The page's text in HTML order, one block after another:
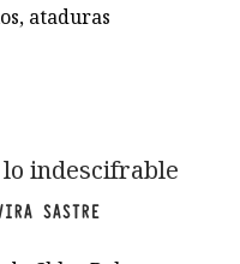
ataduras
indescifrable
SASTRE